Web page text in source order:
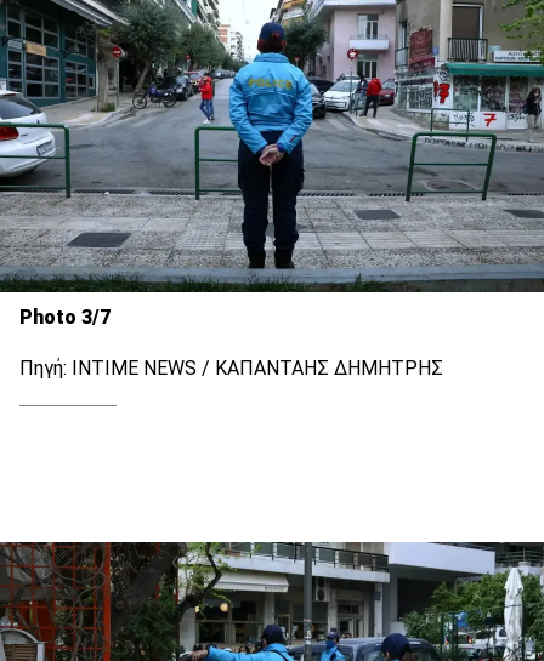
Photo 3/7
Πηγή: INTIME NEWS / ΚΑΠΑΝΤΑΗΣ ΔΗΜΗΤΡΗΣ